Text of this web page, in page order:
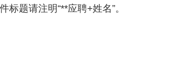
标题请注明“**应聘+姓名”。